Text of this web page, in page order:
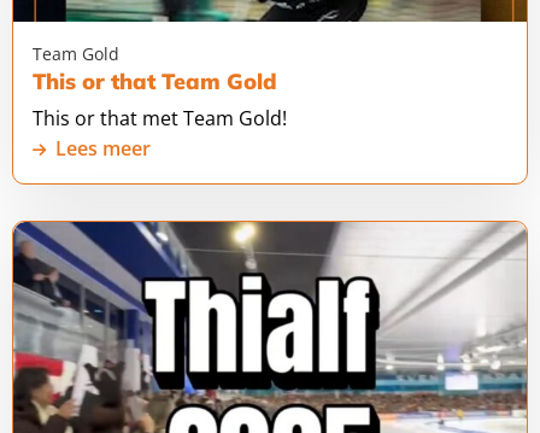
Team Gold
This or that Team Gold
This or that met Team Gold!
Lees meer
Lees
meer
over
Aftermovie
Thialf
2025